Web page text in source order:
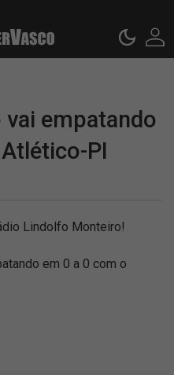
vai empatando
PI
Lindolfo Monteiro!
em 0 a 0 com o